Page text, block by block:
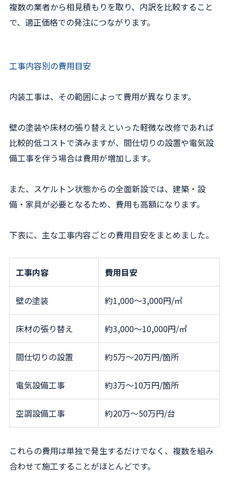
複数の業者から相見積もりを取り、内訳を比較すること
で、適正価格での発注につながります。
工事内容別の費用目安
内装工事は、その範囲によって費用が異なります。
壁の塗装や床材の張り替えといった軽微な改修であれば
比較的低コストで済みますが、間仕切りの設置や電気設
備工事を伴う場合は費用が増加します。
また、スケルトン状態からの全面新設では、建築・設
備・家具が必要となるため、費用も高額になります。
下表に、主な工事内容ごとの費用目安をまとめました。
工事内容 費用目安
壁の塗装 約1,000〜3,000円/㎡
床材の張り替え 約3,000〜10,000円/㎡
間仕切りの設置 約5万〜20万円/箇所
電気設備工事 約3万〜10万円/箇所
空調設備工事 約20万〜50万円/台
これらの費用は単独で発生するだけでなく、複数を組み
合わせて施工することがほとんどです。